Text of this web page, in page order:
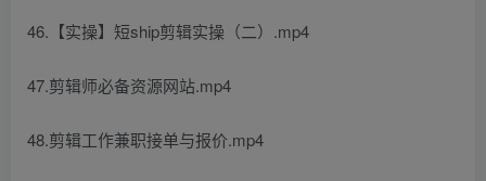
46.【实操】短ship剪辑实操（二）.mp4
47.剪辑师必备资源网站.mp4
48.剪辑工作兼职接单与报价.mp4